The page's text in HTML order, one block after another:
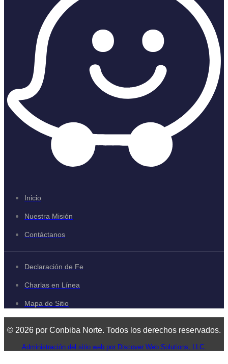
Inicio
Nuestra Misión
Contáctanos
Declaración de Fe
Charlas en Línea
Mapa de Sitio
© 2026 por Conbiba Norte. Todos los derechos reservados.
Administración del sitio web por Discover Web Solutions, LLC.